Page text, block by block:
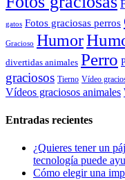
gatos Fotos graciosas perros
Gracioso Humor
divertidas animales Perro
graciosos Tierno Vídeo
Vídeos graciosos animales
Entradas recientes
¿Quieres tener un
tecnología puede
Cómo elegir una